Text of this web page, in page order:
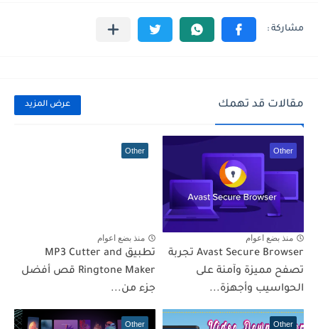
مقالات قد تهمك عرض المزيد
Other
منذ بضع اعوام
Avast Secure Browser تجربة
تصفح مميزة وآمنة على
الحواسيب وأجهزة...
Other
منذ بضع اعوام
تطبيق MP3 Cutter and
Ringtone Maker قص أفضل
جزء من...
Other
Other